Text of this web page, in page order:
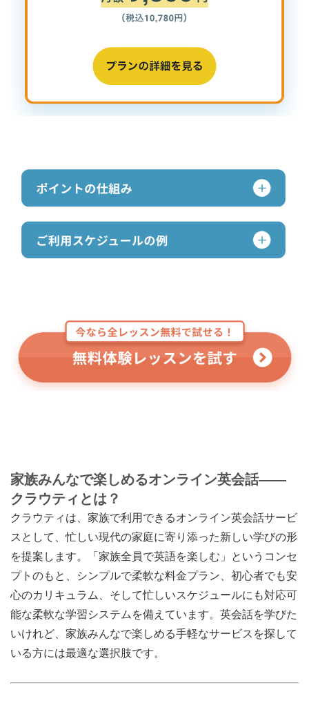
家族みんなで楽しめるオンライン英会話――
クラウティとは？
クラウティは、家族で利用できるオンライン英会話サービ
スとして、忙しい現代の家庭に寄り添った新しい学びの形
を提案します。「家族全員で英語を楽しむ」というコンセ
プトのもと、シンプルで柔軟な料金プラン、初心者でも安
心のカリキュラム、そして忙しいスケジュールにも対応可
能な柔軟な学習システムを備えています。英会話を学びた
いけれど、家族みんなで楽しめる手軽なサービスを探して
いる方には最適な選択肢です。